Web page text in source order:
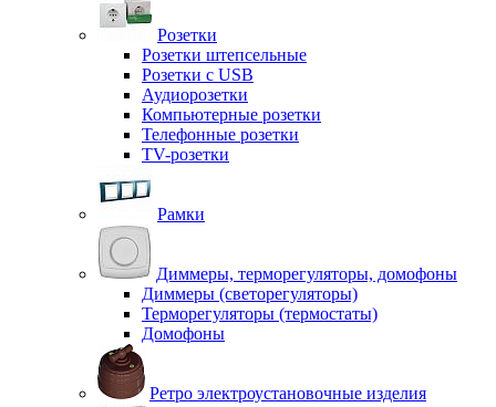
Розетки
Розетки штепсельные
Розетки с USB
Аудиорозетки
Компьютерные розетки
Телефонные розетки
TV-розетки
Рамки
Диммеры, терморегуляторы, домофоны
Диммеры (светорегуляторы)
Терморегуляторы (термостаты)
Домофоны
Ретро электроустановочные изделия